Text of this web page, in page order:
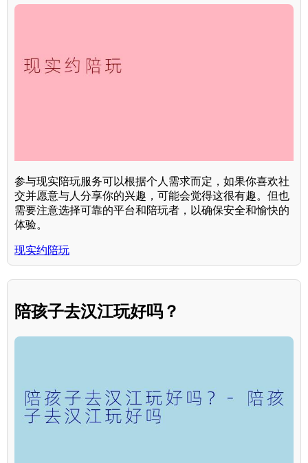
参与现实陪玩服务可以根据个人需求而定，如果你喜欢社
交并愿意与人分享你的兴趣，可能会觉得这很有趣。但也
需要注意选择可靠的平台和陪玩者，以确保安全和愉快的
体验。
现实约陪玩
陪孩子去汉江玩好吗？